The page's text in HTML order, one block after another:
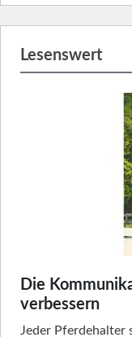
Lesenswert
Die
verbessern
Jeder Pferdehalter